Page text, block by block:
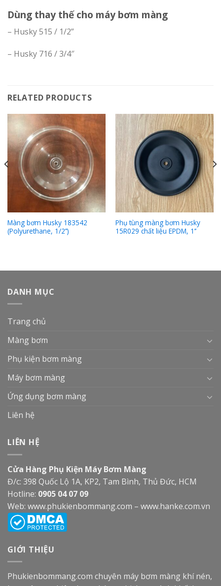
Dùng thay thế cho máy bơm màng
– Husky 515 / 1/2”
– Husky 716 / 3/4″
RELATED PRODUCTS
Màng bơm Husky 183542
(Polyurethane, 1/2’’)
Phụ tùng màng bơm Husky
15R029 chất liệu EPDM, 1’’
DANH MỤC
Trang chủ
Màng bơm
Phụ kiện bơm màng
Máy bơm màng
Ứng dụng bơm màng
Liên hệ
LIÊN HỆ
Cửa Hàng Phụ Kiện Máy Bơm Màng
Đ/c: 398 Quốc Lộ 1A, KP2, Tam Bình, Thủ Đức, HCM
Hotline: 0905 04 07 09
Web: www.phukienbommang.com – www.hanke.com.vn
GIỚI THIỆU
Phukienbommang.com chuyên máy bơm màng khí nén,